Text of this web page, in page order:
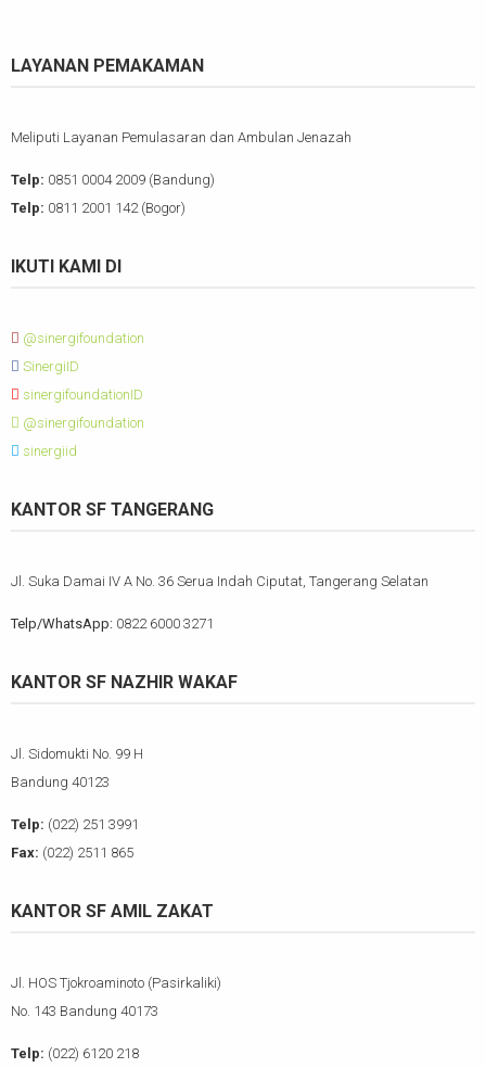
LAYANAN PEMAKAMAN
Meliputi Layanan Pemulasaran dan Ambulan Jenazah
Telp: 0851 0004 2009 (Bandung)
Telp: 0811 2001 142 (Bogor)
IKUTI KAMI DI
@sinergifoundation
SinergiID
sinergifoundationID
@sinergifoundation
sinergiid
KANTOR SF TANGERANG
Jl. Suka Damai IV A No. 36 Serua Indah Ciputat, Tangerang Selatan
Telp/WhatsApp: 0822 6000 3271
KANTOR SF NAZHIR WAKAF
Jl. Sidomukti No. 99 H
Bandung 40123
Telp: (022) 251 3991
Fax: (022) 2511 865
KANTOR SF AMIL ZAKAT
Jl. HOS Tjokroaminoto (Pasirkaliki)
No. 143 Bandung 40173
Telp: (022) 6120 218